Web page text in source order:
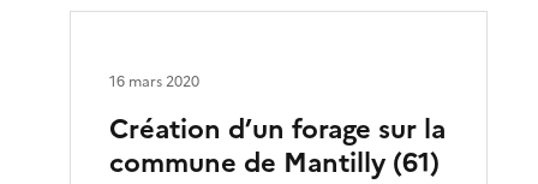
Création d’un forage sur la
commune de Mantilly (61)
16 mars 2020